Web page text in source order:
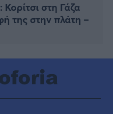
στη Γάζα
της στην πλάτη –